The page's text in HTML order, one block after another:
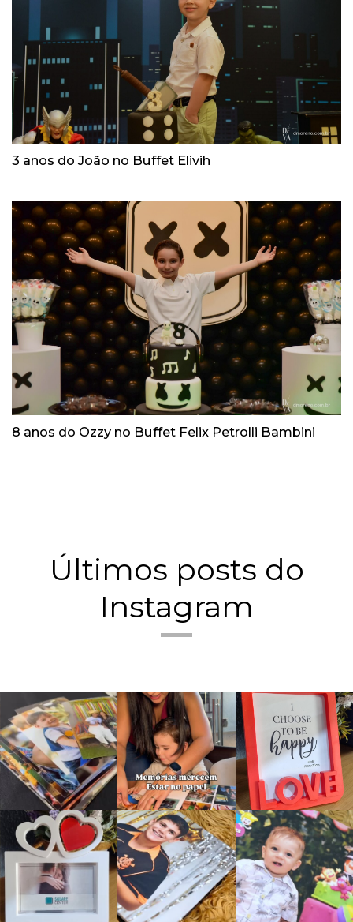
3 anos do João no Buffet Elivih
8 anos do Ozzy no Buffet Felix Petrolli Bambini
Últimos posts do
Instagram